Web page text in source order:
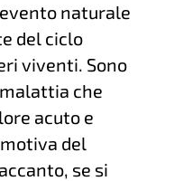
naturale
del ciclo
viventi. Sono
che
acuto e
del
se si